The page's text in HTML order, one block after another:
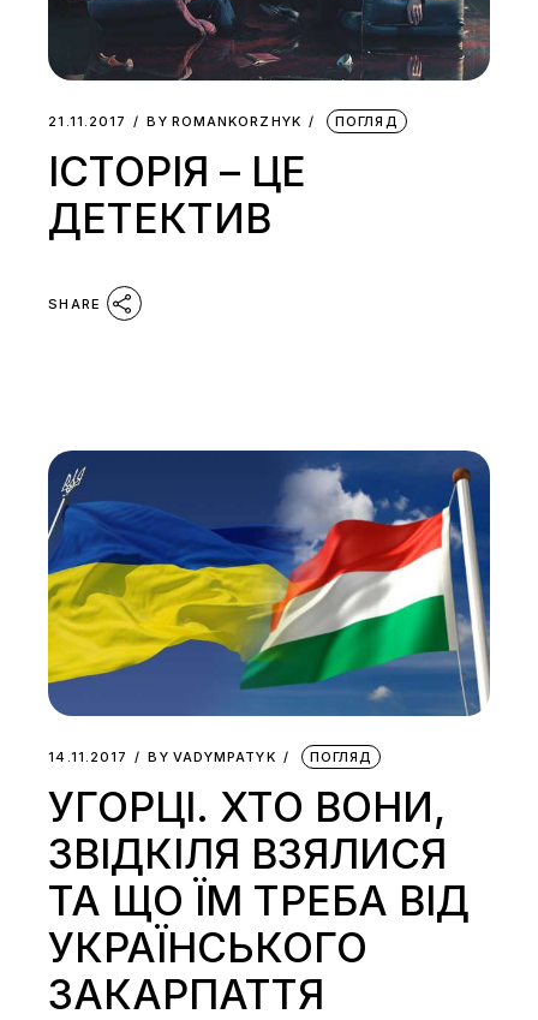
21.11.2017 BY ROMANKORZHYK ПОГЛЯД
ІСТОРІЯ – ЦЕ
ДЕТЕКТИВ
SHARE
14.11.2017 BY VADYMPATYK ПОГЛЯД
УГОРЦІ. ХТО ВОНИ,
ЗВІДКІЛЯ ВЗЯЛИСЯ
ТА ЩО ЇМ ТРЕБА ВІД
УКРАЇНСЬКОГО
ЗАКАРПАТТЯ